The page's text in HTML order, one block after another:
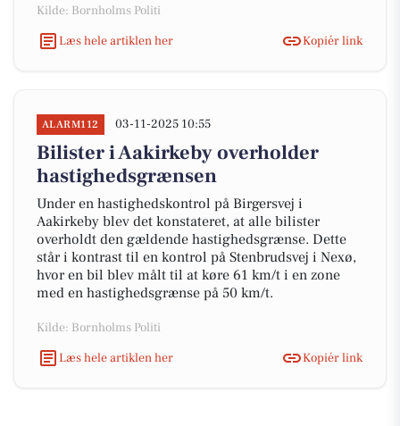
Kilde: Bornholms Politi
Læs hele artiklen her
Kopiér link
ALARM112 03-11-2025 10:55
Bilister i Aakirkeby overholder
hastighedsgrænsen
Under en hastighedskontrol på Birgersvej i
Aakirkeby blev det konstateret, at alle bilister
overholdt den gældende hastighedsgrænse. Dette
står i kontrast til en kontrol på Stenbrudsvej i Nexø,
hvor en bil blev målt til at køre 61 km/t i en zone
med en hastighedsgrænse på 50 km/t.
Kilde: Bornholms Politi
Læs hele artiklen her
Kopiér link